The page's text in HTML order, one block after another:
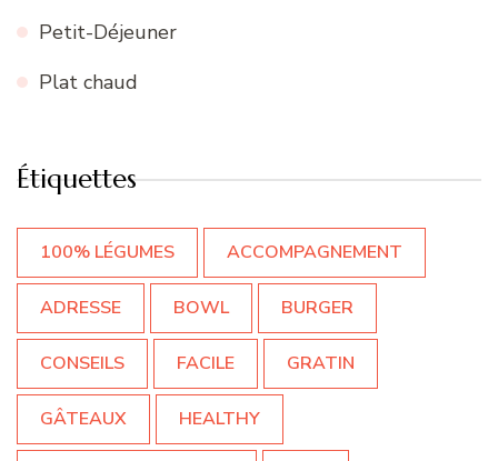
Petit-Déjeuner
Plat chaud
Étiquettes
100% LÉGUMES ACCOMPAGNEMENT
ADRESSE BOWL BURGER
CONSEILS FACILE GRATIN
GÂTEAUX HEALTHY